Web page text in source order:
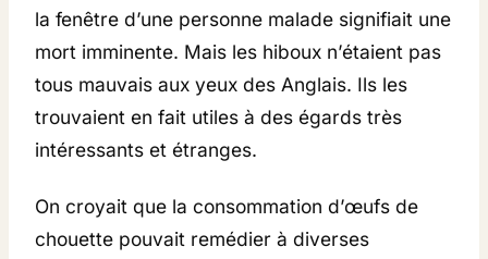
la fenêtre d’une personne malade signifiait une
mort imminente. Mais les hiboux n’étaient pas
tous mauvais aux yeux des Anglais. Ils les
trouvaient en fait utiles à des égards très
intéressants et étranges.
On croyait que la consommation d’œufs de
chouette pouvait remédier à diverses